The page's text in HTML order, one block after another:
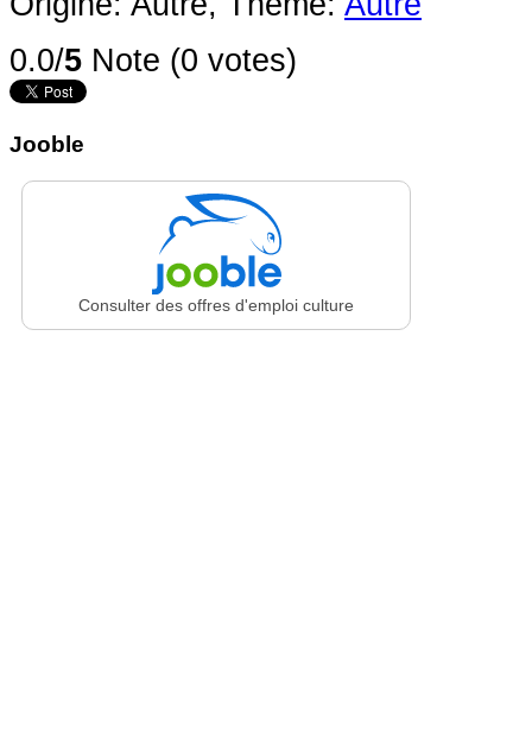
0.0/5 Note (0 votes)
Jooble
Consulter des offres d'emploi culture